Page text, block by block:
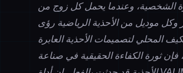
الشخصية، وعندما يحمل كل زوج من
وكل موديل من الأحذية الرياضية رؤى
المحلي لتصميمات الأحذية العابرة
فإن ثورة الكفاءة الحقيقية في صناعة